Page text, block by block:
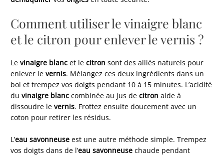
Comment utiliser le vinaigre blanc
et le citron pour enlever le vernis ?
Levinaigre blanc et lecitron sont des alliés naturels pour
enlever levernis. Mélangez ces deux ingrédients dans un
bol et trempez vos doigts pendant 10 à 15 minutes. L’acidité
duvinaigre blanc combinée au jus decitron aide à
dissoudre levernis. Frottez ensuite doucement avec un
coton pour retirer les résidus.
L’eau savonneuse est une autre méthode simple. Trempez
vos doigts dans de l’eau savonneuse chaude pendant